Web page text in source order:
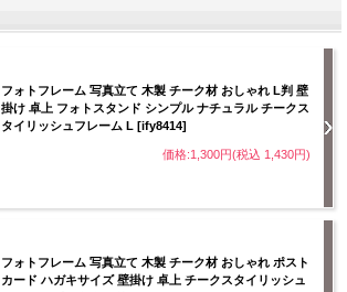
フォトフレーム 写真立て 木製 チーク材 おしゃれ L判 壁
掛け 卓上 フォトスタンド シンプル ナチュラル チークス
タイリッシュフレーム L [ify8414]
価格:1,300円(税込 1,430円)
フォトフレーム 写真立て 木製 チーク材 おしゃれ ポスト
カード ハガキサイズ 壁掛け 卓上 チークスタイリッシュ